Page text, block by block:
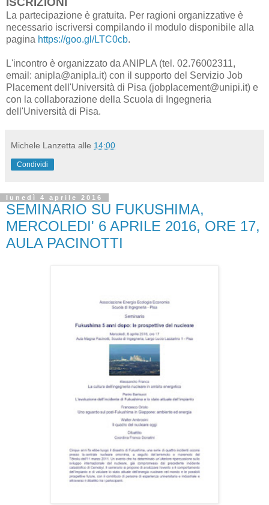
La partecipazione è gratuita. Per ragioni organizzative è
necessario iscriversi compilando il modulo disponibile alla
pagina https://goo.gl/LTC0cb.
L'incontro è organizzato da ANIPLA (tel. 02.76002311,
email: anipla@anipla.it) con il supporto del Servizio Job
Placement dell'Università di Pisa (jobplacement@unipi.it) e
con la collaborazione della Scuola di Ingegneria
dell'Università di Pisa.
Michele Lanzetta alle 14:00
Condividi
lunedì 4 aprile 2016
SEMINARIO SU FUKUSHIMA,
MERCOLEDI' 6 APRILE 2016, ORE 17,
AULA PACINOTTI